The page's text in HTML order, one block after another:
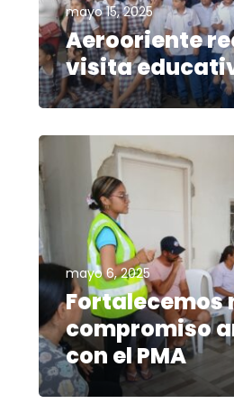
mayo 15, 2025
Aerooriente
visita
mayo 6, 2025
Fortalecemos
compromiso
con el PMA
enero 15, 2025